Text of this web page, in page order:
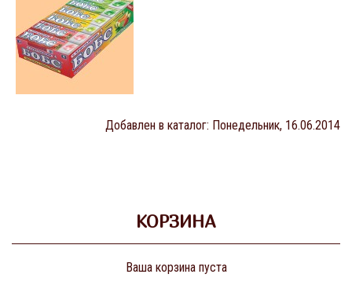
Добавлен в каталог: Понедельник, 16.06.2014
КОРЗИНА
Ваша корзина пуста